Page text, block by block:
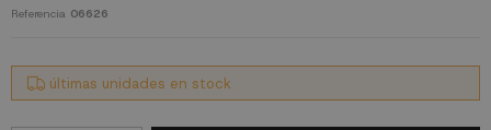
Referencia 06626
últimas unidades en stock